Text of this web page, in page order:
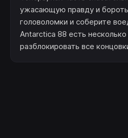
ужасающую правду и
головоломки и соберите
Antarctica 88 есть
разблокировать все